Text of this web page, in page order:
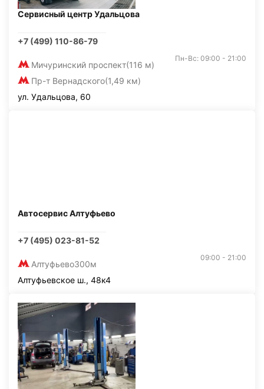
Сервисный центр Удальцова
+7 (499) 110-86-79
Мичуринский проспект(116 м)
Пр-т Вернадского(1,49 км)
Пн-Вс: 09:00 - 21:00
ул. Удальцова, 60
Автосервис Алтуфьево
+7 (495) 023-81-52
Алтуфьево300м
09:00 - 21:00
Алтуфьевское ш., 48к4